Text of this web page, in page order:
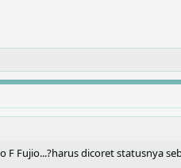
F Fujio...?harus dicoret statusnya